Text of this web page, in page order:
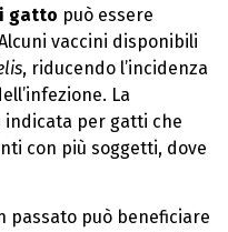
gatto può essere
vaccini disponibili
, riducendo l’incidenza
La
per gatti che
con più soggetti, dove
passato può beneficiare